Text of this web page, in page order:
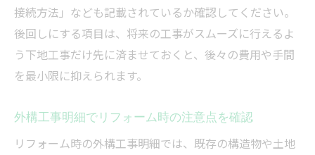
接続方法」なども記載されているか確認してください。
後回しにする項目は、将来の工事がスムーズに行えるよ
う下地工事だけ先に済ませておくと、後々の費用や手間
を最小限に抑えられます。
外構工事明細でリフォーム時の注意点を確認
リフォーム時の外構工事明細では、既存の構造物や土地